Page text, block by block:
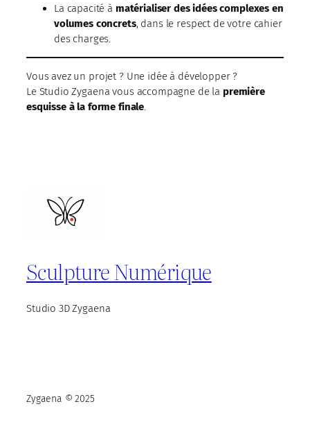
La capacité à matérialiser des idées complexes en
volumes concrets, dans le respect de votre cahier
des charges.
Vous avez un projet ? Une idée à développer ?
Le Studio Zygaena vous accompagne de la première
esquisse à la forme finale.
Sculpture Numérique
Studio 3D Zygaena
Zygaena © 2025